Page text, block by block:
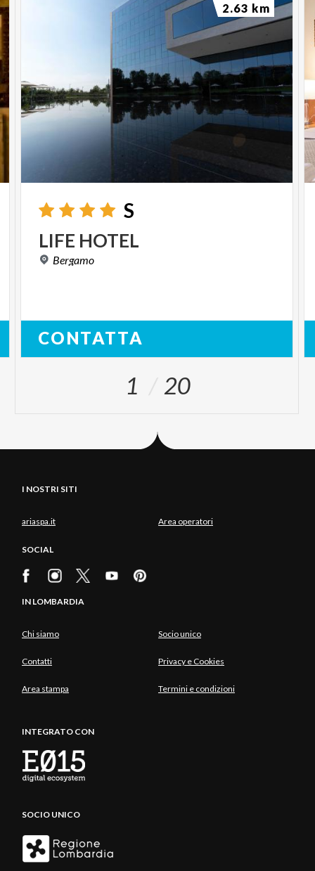
S
LIFE HOTEL
Bergamo
CONTATTA
2.63 km
1 20
I NOSTRI SITI
ariaspa.it Area operatori
SOCIAL
IN LOMBARDIA
Chi siamo Socio unico
Contatti Privacy e Cookies
Area stampa Termini e condizioni
INTEGRATO CON
SOCIO UNICO